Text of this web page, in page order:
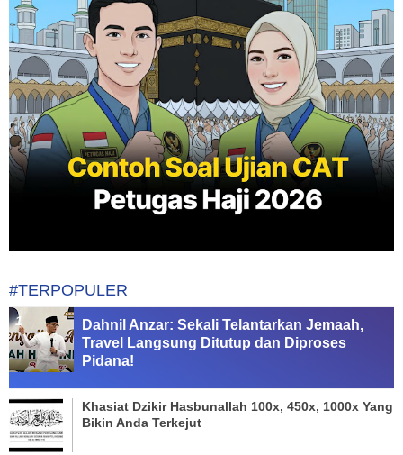
#TERPOPULER
Dahnil Anzar: Sekali Telantarkan Jemaah,
Travel Langsung Ditutup dan Diproses
Pidana!
Khasiat Dzikir Hasbunallah 100x, 450x, 1000x Yang
Bikin Anda Terkejut